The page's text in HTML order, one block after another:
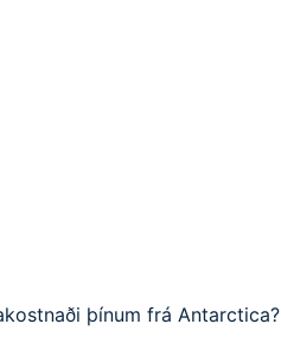
þínum frá Antarctica?